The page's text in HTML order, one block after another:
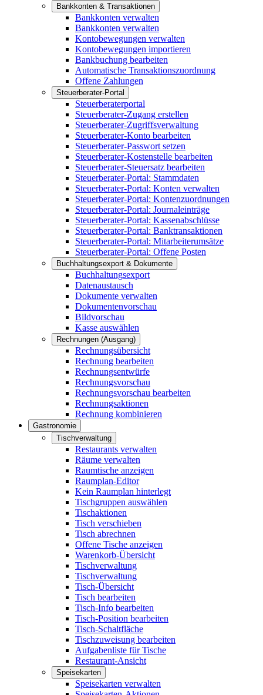
Bankkonten & Transaktionen
Bankkonten verwalten
Bankkonten verwalten
Kontobewegungen verwalten
Kontobewegungen importieren
Bankbuchung bearbeiten
Automatische Transaktionszuordnung
Offene Zahlungen
Steuerberater-Portal
Steuerberaterportal
Steuerberater-Zugang erstellen
Steuerberater-Zugriffsverwaltung
Steuerberater-Konto bearbeiten
Steuerberater-Passwort setzen
Steuerberater-Kostenstelle bearbeiten
Steuerberater-Steuersatz bearbeiten
Steuerberater-Portal: Stammdaten
Steuerberater-Portal: Konten verwalten
Steuerberater-Portal: Kontenzuordnungen
Steuerberater-Portal: Journaleinträge
Steuerberater-Portal: Kassenabschlüsse
Steuerberater-Portal: Banktransaktionen
Steuerberater-Portal: Mitarbeiterumsätze
Steuerberater-Portal: Offene Posten
Buchhaltungsexport & Dokumente
Buchhaltungsexport
Datenaustausch
Dokumente verwalten
Dokumentenvorschau
Bildvorschau
Kasse auswählen
Rechnungen (Ausgang)
Rechnungsübersicht
Rechnung bearbeiten
Rechnungsentwürfe
Rechnungsvorschau
Rechnungsvorschau bearbeiten
Rechnungsaktionen
Rechnung kombinieren
Gastronomie
Tischverwaltung
Restaurants verwalten
Räume verwalten
Raumtische anzeigen
Raumplan-Editor
Kein Raumplan hinterlegt
Tischgruppen auswählen
Tischaktionen
Tisch verschieben
Tisch abrechnen
Offene Tische anzeigen
Warenkorb-Übersicht
Tischverwaltung
Tischverwaltung
Tisch-Übersicht
Tisch bearbeiten
Tisch-Info bearbeiten
Tisch-Position bearbeiten
Tisch-Schaltfläche
Tischzuweisung bearbeiten
Aufgabenliste für Tische
Restaurant-Ansicht
Speisekarten
Speisekarten verwalten